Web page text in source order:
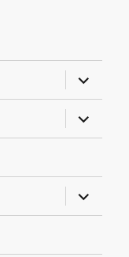
almenü
almenü
almenü